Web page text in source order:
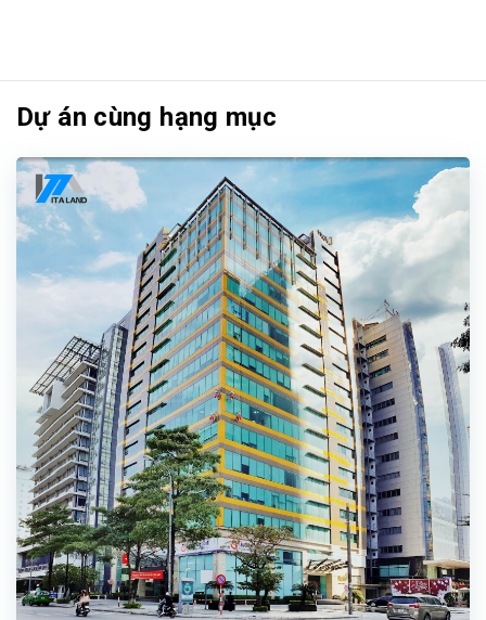
Dự án cùng hạng mục